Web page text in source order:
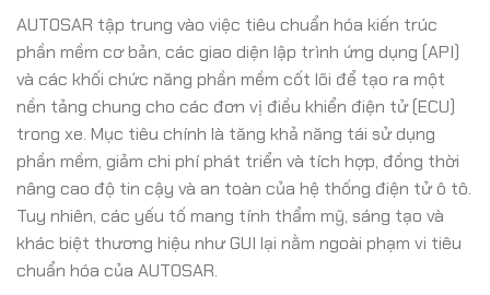
AUTOSAR tập trung vào việc tiêu chuẩn hóa kiến trúc
phần mềm cơ bản, các giao diện lập trình ứng dụng (API)
và các khối chức năng phần mềm cốt lõi để tạo ra một
nền tảng chung cho các đơn vị điều khiển điện tử (ECU)
trong xe. Mục tiêu chính là tăng khả năng tái sử dụng
phần mềm, giảm chi phí phát triển và tích hợp, đồng thời
nâng cao độ tin cậy và an toàn của hệ thống điện tử ô tô.
Tuy nhiên, các yếu tố mang tính thẩm mỹ, sáng tạo và
khác biệt thương hiệu như GUI lại nằm ngoài phạm vi tiêu
chuẩn hóa của AUTOSAR.